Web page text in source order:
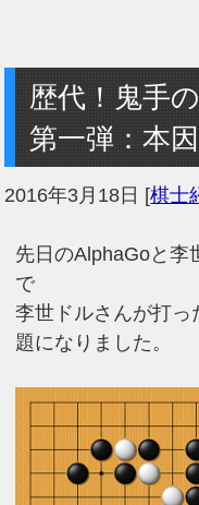
歴代！鬼手
第一弾：本
2016年3月18日 [棋士
先日のAlphaGoと李
で
李世ドルさんが打
題になりました。